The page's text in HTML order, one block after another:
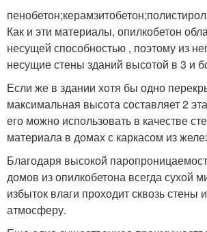
Как и эти материалы, опилкобетон
несущей способностью , поэтому из
несущие стены зданий высотой в 3 и
Если же в здании хотя бы одно
максимальная высота составляет 2
его можно использовать в качестве
материала в домах с каркасом из
Благодаря высокой
домов из опилкобетона всегда сухой
избыток влаги проходит сквозь стены
атмосферу.